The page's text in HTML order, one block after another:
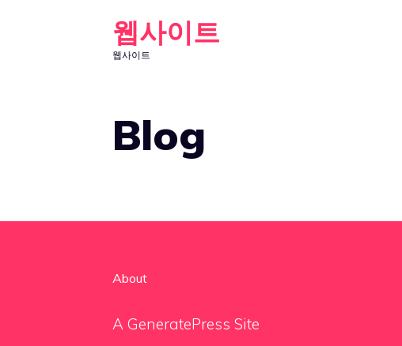
웹사이트
웹사이트
Blog
About
A GeneratePress Site